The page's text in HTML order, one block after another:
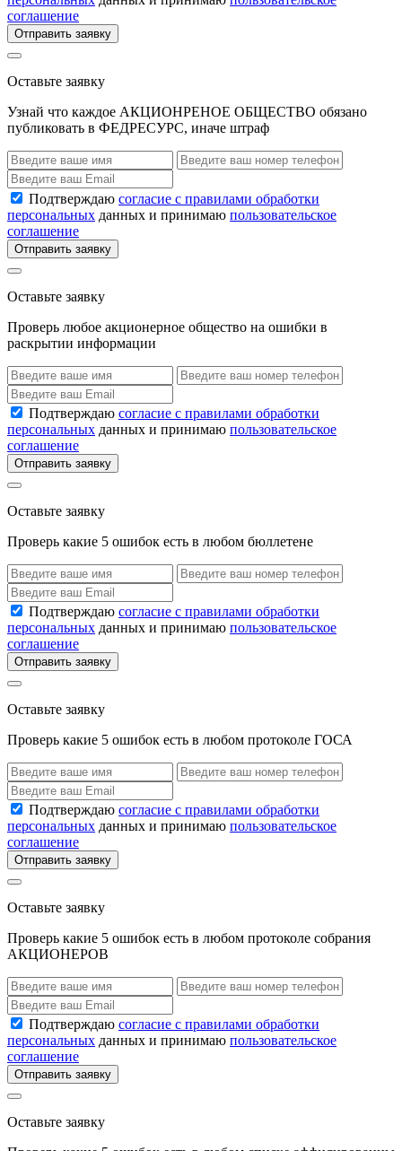
соглашение
Отправить заявку
Оставьте заявку
Узнай что каждое АКЦИОНРЕНОЕ ОБЩЕСТВО обязано
публиковать в ФЕДРЕСУРС, иначе штраф
Подтверждаю согласие с правилами обработки
персональных данных и принимаю пользовательское
соглашение
Отправить заявку
Оставьте заявку
Проверь любое акционерное общество на ошибки в
раскрытии информации
Подтверждаю согласие с правилами обработки
персональных данных и принимаю пользовательское
соглашение
Отправить заявку
Оставьте заявку
Проверь какие 5 ошибок есть в любом бюллетене
Подтверждаю согласие с правилами обработки
персональных данных и принимаю пользовательское
соглашение
Отправить заявку
Оставьте заявку
Проверь какие 5 ошибок есть в любом протоколе ГОСА
Подтверждаю согласие с правилами обработки
персональных данных и принимаю пользовательское
соглашение
Отправить заявку
Оставьте заявку
Проверь какие 5 ошибок есть в любом протоколе собрания
АКЦИОНЕРОВ
Подтверждаю согласие с правилами обработки
персональных данных и принимаю пользовательское
соглашение
Отправить заявку
Оставьте заявку